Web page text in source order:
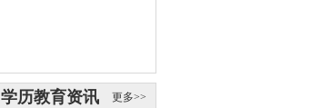
更多>>
学历教育资讯